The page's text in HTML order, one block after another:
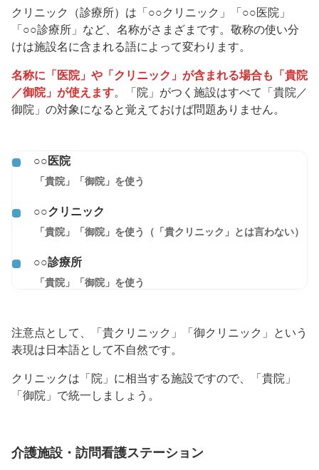
クリニック（診療所）は「○○クリニック」「○○医院」
「○○診療所」など、名称がさまざまです。敬称の使い分
けは施設名に含まれる語によって変わります。
名称に「医院」や「クリニック」が含まれる場合も「貴院
／御院」が使えます。「院」がつく施設はすべて「貴院／
御院」の対象になると覚えておけば問題ありません。
○○医院
「貴院」「御院」を使う
○○クリニック
「貴院」「御院」を使う（「貴クリニック」とは言わない）
○○診療所
「貴院」「御院」を使う
注意点として、「貴クリニック」「御クリニック」という
表現は日本語として不自然です。
クリニックは「院」に相当する施設ですので、「貴院」
「御院」で統一しましょう。
介護施設・訪問看護ステーション